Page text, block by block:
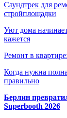
Саундтрек для
стройплощадки
Уют дома
кажется
Ремонт в
Когда нужна
правильно
Берлин
Superbooth 2026